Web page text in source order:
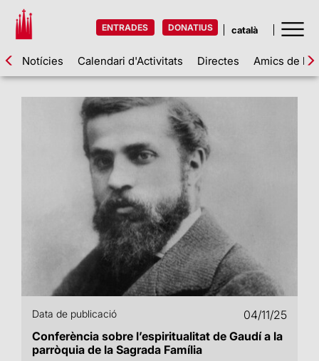
ENTRADES DONATIUS
Notícies Calendari d'Activitats Directes Amics de la
Data de publicació
04/11/25
Conferència sobre l’espiritualitat de Gaudí a la
parròquia de la Sagrada Família